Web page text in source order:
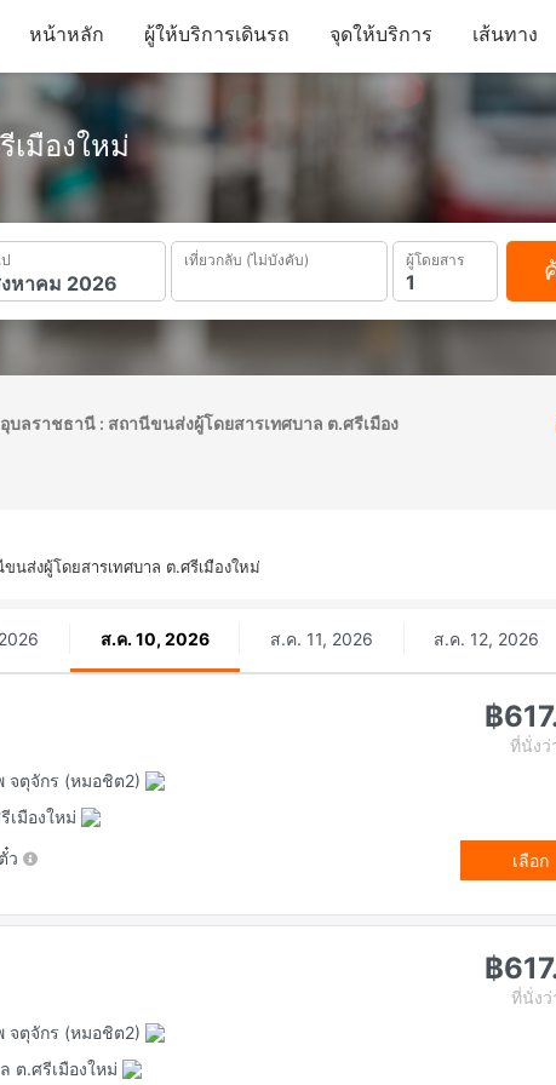
มืองใหม่
เที่ยวกลับ (ไม่บังคับ) ผู้โดยสาร
หน้าหลัก ผู้ให้บริการเดินรถ จุดให้บริการ เส้นทาง
อุบลราชธานี : สถานีขนส่งผู้โดยสารเทศบาล ต.ศรีเมือง
นส่งผู้โดยสารเทศบาล ต.ศรีเมืองใหม่
ส.ค. 10, 2026 ส.ค. 11, 2026 ส.ค. 12, 2026
฿
ที่นั่งว่
จตุจักร (หมอชิต2)
เมืองใหม่
ว เลือก
฿
ที่นั่งว่
จตุจักร (หมอชิต2)
ต.ศรีเมืองใหม่